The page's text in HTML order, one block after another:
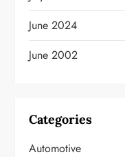
June 2024
June 2002
Categories
Automotive